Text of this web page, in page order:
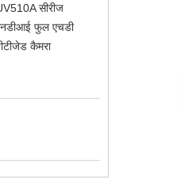
सीरीज
फुल एचडी
कैमरा